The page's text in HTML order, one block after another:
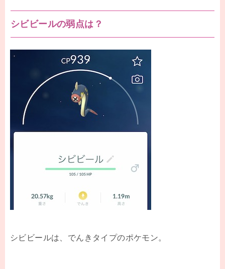
シビビールの弱点は？
シビビールは、でんきタイプのポケモン。